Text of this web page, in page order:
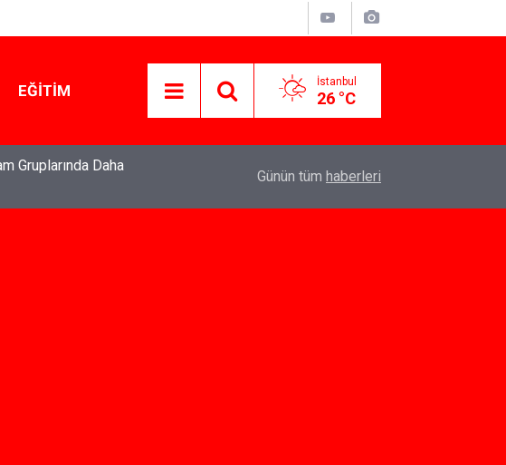
EĞITIM İstanbul
26 °C
Özlem Drahyalı Kimdir, Nereli ve Kaç
Günün tüm haberleri